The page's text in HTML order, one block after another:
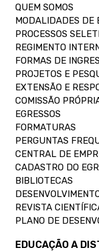
QUEM SOMOS
MODALIDADES DE
PROCESSOS
REGIMENTO
FORMAS DE
PROJETOS E
EXTENSÃO E
COMISSÃO
EGRESSOS
FORMATURAS
PERGUNTAS
CENTRAL DE
CADASTRO DO
BIBLIOTECAS
REVISTA
PLANO DE
EDUCAÇÃO A